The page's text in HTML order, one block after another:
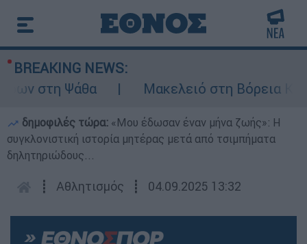
BREAKING NEWS:
στη Ψάθα
Μακελειό στη Βόρεια
δημοφιλές τώρα: «Μου έδωσαν έναν μήνα ζωής»: Η
συγκλονιστική ιστορία μητέρας μετά από τσιμπήματα
δηλητηριώδους...
┋ Αθλητισμός ┋ 04.09.2025 13:32